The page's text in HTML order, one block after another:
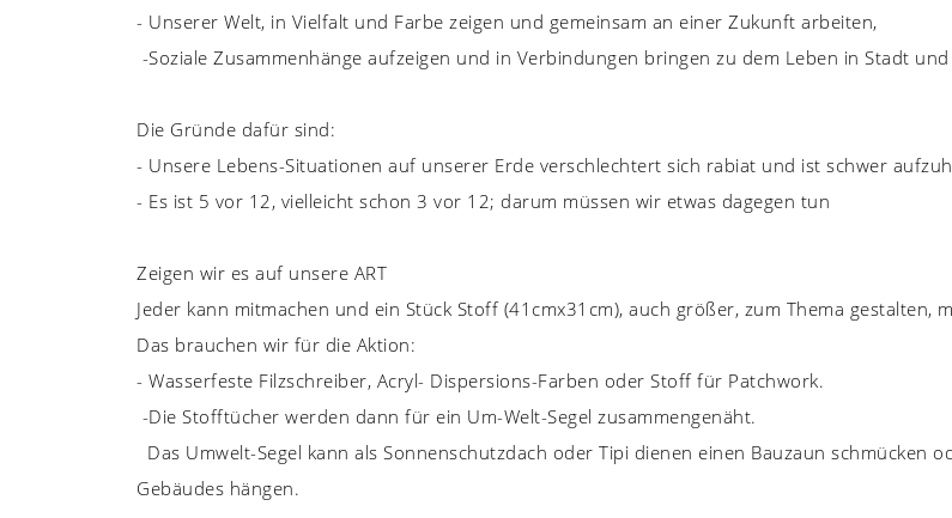
- Unserer Welt, in Vielfalt und Farbe zeigen und gemeinsam an einer Zukunft arbeiten,
-Soziale Zusammenhänge aufzeigen und in Verbindungen bringen zu dem Leben in Stadt
Die Gründe dafür sind:
- Unsere Lebens-Situationen auf unserer Erde verschlechtert sich rabiat und ist schwer
- Es ist 5 vor 12, vielleicht schon 3 vor 12; darum müssen wir etwas dagegen tun
Zeigen wir es auf unsere ART
Jeder kann mitmachen und ein Stück Stoff (41cmx31cm), auch größer, zum Thema gestalten,
Das brauchen wir für die Aktion:
- Wasserfeste Filzschreiber, Acryl- Dispersions-Farben oder Stoff für Patchwork.
-Die Stofftücher werden dann für ein Um-Welt-Segel zusammengenäht.
Das Umwelt-Segel kann als Sonnenschutzdach oder Tipi dienen einen Bauzaun schmücken
Gebäudes hängen.